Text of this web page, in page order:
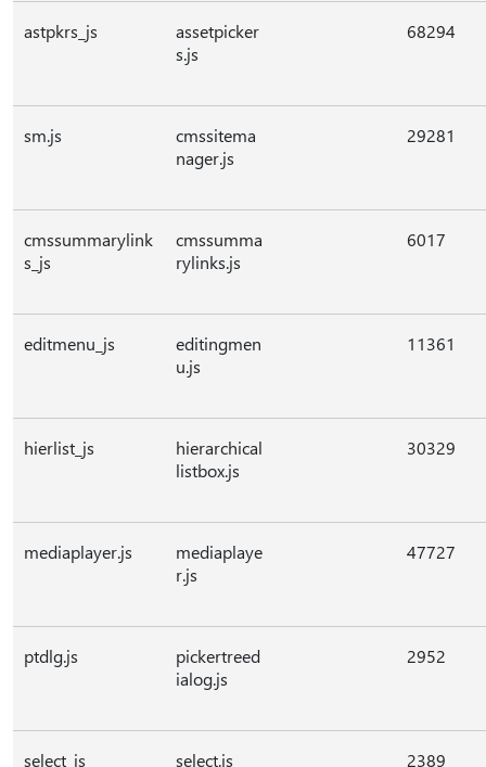
astpkrs_js
assetpicker
s.js
68294
sm.js
cmssitema
nager.js
29281
cmssummarylink
s_js
cmssumma
rylinks.js
6017
editmenu_js
editingmen
u.js
11361
hierlist_js
hierarchical
listbox.js
30329
mediaplayer.js
mediaplaye
r.js
47727
ptdlg.js
pickertreed
ialog.js
2952
select_js select.js 2389